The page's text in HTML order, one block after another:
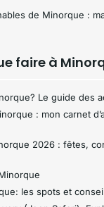
de Minorque :
faire à
Le guide des
: mon carnet
2026 : fêtes,
les spots et